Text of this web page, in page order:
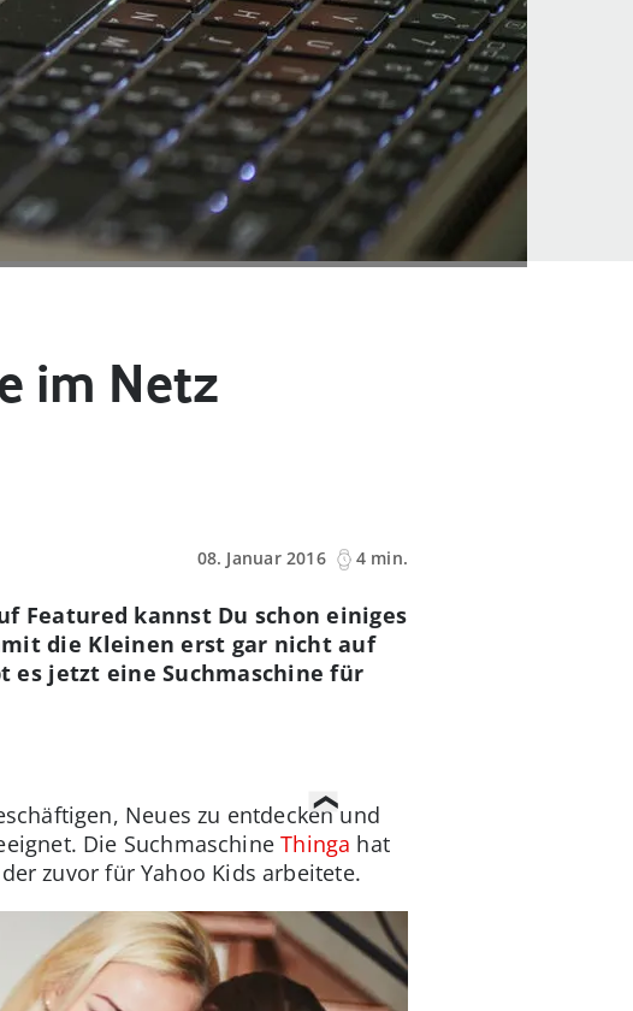
im Netz
08. Januar 2016
4 min.
Featured kannst Du schon einiges
die Kleinen erst gar nicht auf
jetzt eine Suchmaschine für
Neues zu entdecken und
Die SuchmaschineThinga hat
zuvor für Yahoo Kids arbeitete.